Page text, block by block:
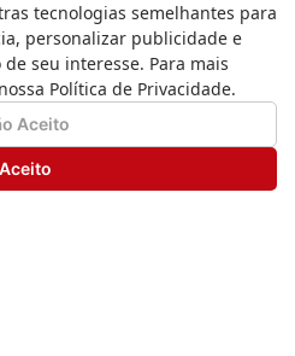
0%
0%
tecnologias semelhantes para
personalizar publicidade e
seu interesse. Para mais
Política de Privacidade.
Aceito
Aceito
Seguinte